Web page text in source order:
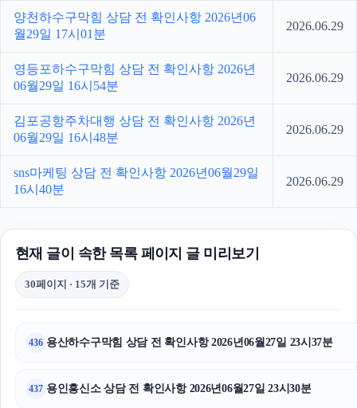
양천하수구막힘 상담 전 확인사항 2026년06
월29일 17시01분
2026.06.29
영등포하수구막힘 상담 전 확인사항 2026년
06월29일 16시54분
2026.06.29
김포공항주차대행 상담 전 확인사항 2026년
06월29일 16시48분
2026.06.29
sns마케팅 상담 전 확인사항 2026년06월29일
16시40분
2026.06.29
현재 글이 속한 목록 페이지 글 미리보기
30페이지 · 15개 기준
436 용산하수구막힘 상담 전 확인사항 2026년06월27일 23시37분
437 용인흥신소 상담 전 확인사항 2026년06월27일 23시30분